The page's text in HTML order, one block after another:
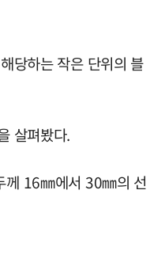
당하는 작은 단위의 블
살펴봤다.
께 16㎜에서 30㎜의 선